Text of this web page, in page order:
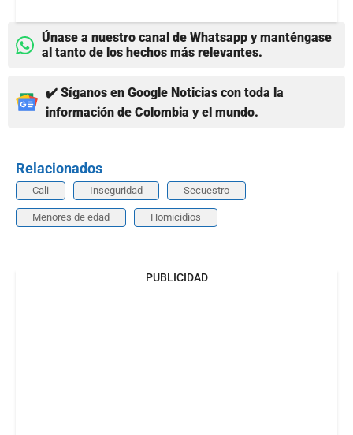
Únase a nuestro canal de Whatsapp y manténgase
al tanto de los hechos más relevantes.
✔️ Síganos en Google Noticias con toda la
información de Colombia y el mundo.
Relacionados
Cali Inseguridad Secuestro
Menores de edad Homicidios
PUBLICIDAD